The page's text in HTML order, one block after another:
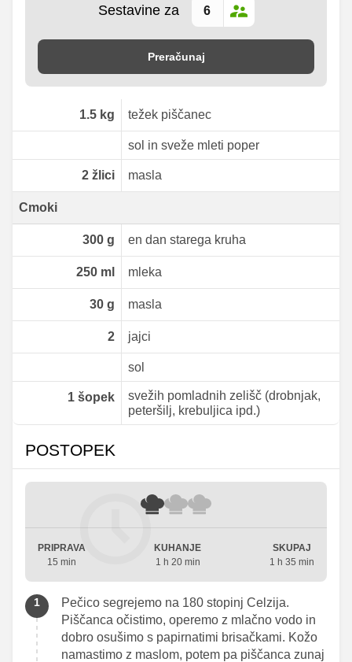
Sestavine za
Preračunaj
1.5kg težek piščanec
sol in sveže mleti poper
2žlici masla
Cmoki
300g en dan starega kruha
250ml mleka
30g masla
2 jajci
sol
1šopek
svežih pomladnih zelišč (drobnjak,
peteršilj, krebuljica ipd.)
POSTOPEK
PRIPRAVA
15 min
KUHANJE
1 h 20 min
SKUPAJ
1 h 35 min
Pečico segrejemo na 180 stopinj Celzija.
Piščanca očistimo, operemo z mlačno vodo in
dobro osušimo s papirnatimi brisačkami. Kožo
namastimo z maslom, potem pa piščanca zunaj